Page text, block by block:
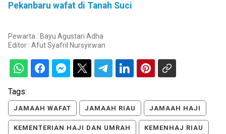
Pekanbaru wafat di Tanah Suci
Pewarta : Bayu Agustari Adha
Editor : Afut Syafril Nursyirwan
Tags:
JAMAAH WAFAT JAMAAH RIAU JAMAAH HAJI
KEMENTERIAN HAJI DAN UMRAH KEMENHAJ RIAU